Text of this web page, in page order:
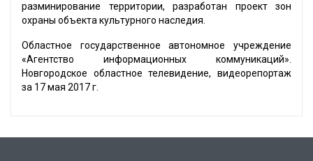
разминирование территории, разработан проект зон
охраны объекта культурного наследия.
Областное государственное автономное учреждение
«Агентство информационных коммуникаций».
Новгородское областное телевидение, видеорепортаж
за 17 мая 2017 г.